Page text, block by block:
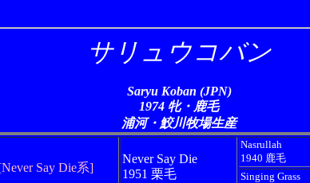
サリュウコバン
Saryu Koban (JPN)
1974 牝・鹿毛
浦河・鮫川牧場生産
Say Die系]
Never Say Die
1951 栗毛
Nasrullah
1940 鹿毛
Singing Grass